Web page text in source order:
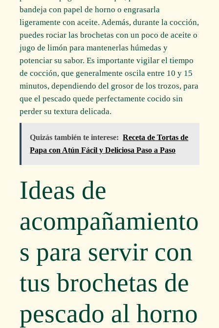
bandeja con papel de horno o engrasarla
ligeramente con aceite. Además, durante la cocción,
puedes rociar las brochetas con un poco de aceite o
jugo de limón para mantenerlas húmedas y
potenciar su sabor. Es importante vigilar el tiempo
de cocción, que generalmente oscila entre 10 y 15
minutos, dependiendo del grosor de los trozos, para
que el pescado quede perfectamente cocido sin
perder su textura delicada.
Quizás también te interese: Receta de Tortas de
Papa con Atún Fácil y Deliciosa Paso a Paso
Ideas de
acompañamiento
s para servir con
tus brochetas de
pescado al horno